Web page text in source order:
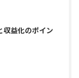
収益化のポイン